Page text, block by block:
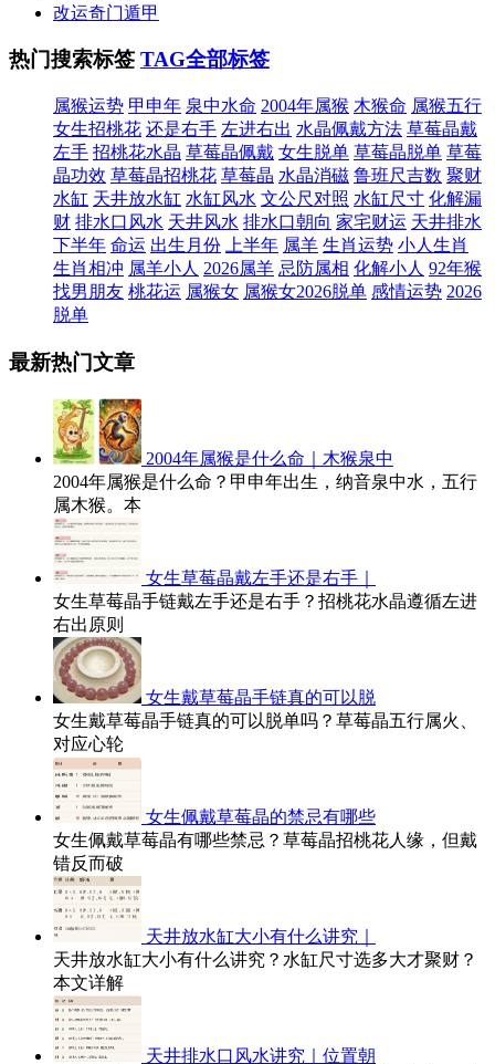
改运奇门遁甲
热门搜索标签 TAG全部标签
属猴运势 甲申年 泉中水命 2004年属猴 木猴命 属猴五行
女生招桃花 还是右手 左进右出 水晶佩戴方法 草莓晶戴
左手 招桃花水晶 草莓晶佩戴 女生脱单 草莓晶脱单 草莓
晶功效 草莓晶招桃花 草莓晶 水晶消磁 鲁班尺吉数 聚财
水缸 天井放水缸 水缸风水 文公尺对照 水缸尺寸 化解漏
财 排水口风水 天井风水 排水口朝向 家宅财运 天井排水
下半年 命运 出生月份 上半年 属羊 生肖运势 小人生肖
生肖相冲 属羊小人 2026属羊 忌防属相 化解小人 92年猴
找男朋友 桃花运 属猴女 属猴女2026脱单 感情运势 2026
脱单
最新热门文章
2004年属猴是什么命｜木猴泉中
2004年属猴是什么命？甲申年出生，纳音泉中水，五行
属木猴。本
女生草莓晶戴左手还是右手｜
女生草莓晶手链戴左手还是右手？招桃花水晶遵循左进
右出原则
女生戴草莓晶手链真的可以脱
女生戴草莓晶手链真的可以脱单吗？草莓晶五行属火、
对应心轮
女生佩戴草莓晶的禁忌有哪些
女生佩戴草莓晶有哪些禁忌？草莓晶招桃花人缘，但戴
错反而破
天井放水缸大小有什么讲究｜
天井放水缸大小有什么讲究？水缸尺寸选多大才聚财？
本文详解
天井排水口风水讲究｜位置朝